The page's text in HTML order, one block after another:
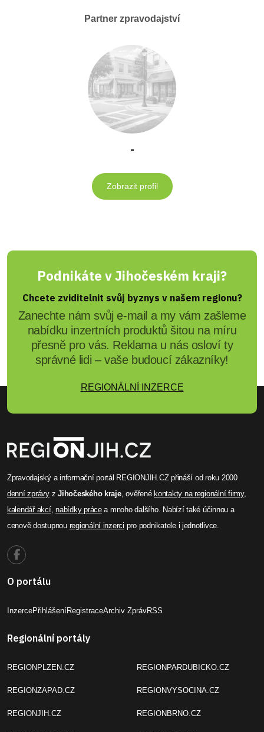
Partner zpravodajství
-
Zobrazit profil
Podnikáte v Jihočeském kraji?
Chcete zviditelnit svůj byznys v našem regionu?
Zanechte nám svůj e-mail a my vám zašleme
nabídku inzertních produktů šitou na míru
přesně pro vás. Reklama u nás osloví ty
správné lidi – vaše budoucí zákazníky!
REGIONÁLNÍ INZERCE
Zpravodajský a informační portál REGIONJIH.CZ přináší od roku 2000
denní zprávyzJihočeského kraje, ověřenékontakty na regionální firmy,
kalendář akcí,nabídky prácea mnoho dalšího. Nabízí také účinnou a
cenově dostupnou regionální inzerci pro podnikatele i jednotlivce.
O portálu
InzercePřihlášeníRegistraceArchiv ZprávRSS
Regionální portály
REGIONPLZEN.CZ
REGIONZAPAD.CZ
REGIONJIH.CZ
REGIONPARDUBICKO.CZ
REGIONVYSOCINA.CZ
REGIONBRNO.CZ